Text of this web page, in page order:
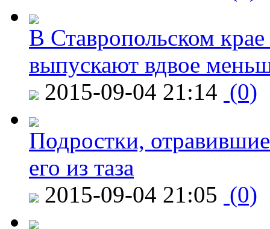
В Ставропольском
выпускают вдвое
2015-09-04 21:14 (0)
Подростки,
его из таза
2015-09-04 21:05 (0)